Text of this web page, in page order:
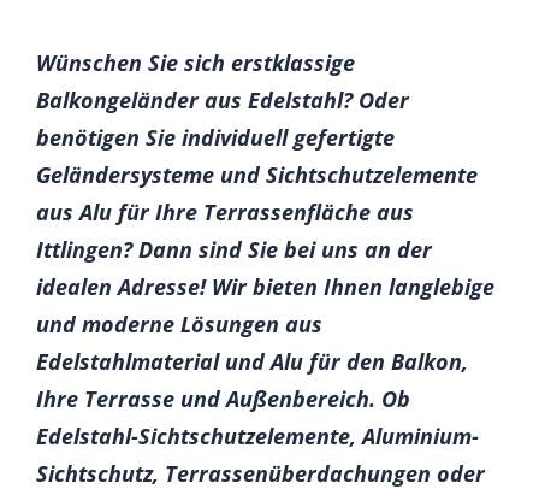
Wünschen Sie sich erstklassige
Balkongeländer aus Edelstahl? Oder
benötigen Sie individuell gefertigte
Geländersysteme und Sichtschutzelemente
aus Alu für Ihre Terrassenfläche aus
Ittlingen? Dann sind Sie bei uns an der
idealen Adresse! Wir bieten Ihnen langlebige
und moderne Lösungen aus
Edelstahlmaterial und Alu für den Balkon,
Ihre Terrasse und Außenbereich. Ob
Edelstahl-Sichtschutzelemente, Aluminium-
Sichtschutz, Terrassenüberdachungen oder